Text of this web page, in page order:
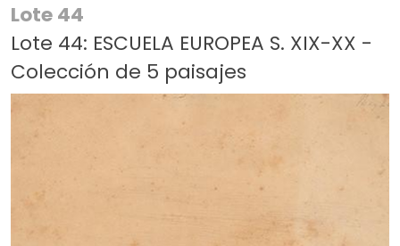
Lote 44
Lote 44: ESCUELA EUROPEA S. XIX-XX -
Colección de 5 paisajes